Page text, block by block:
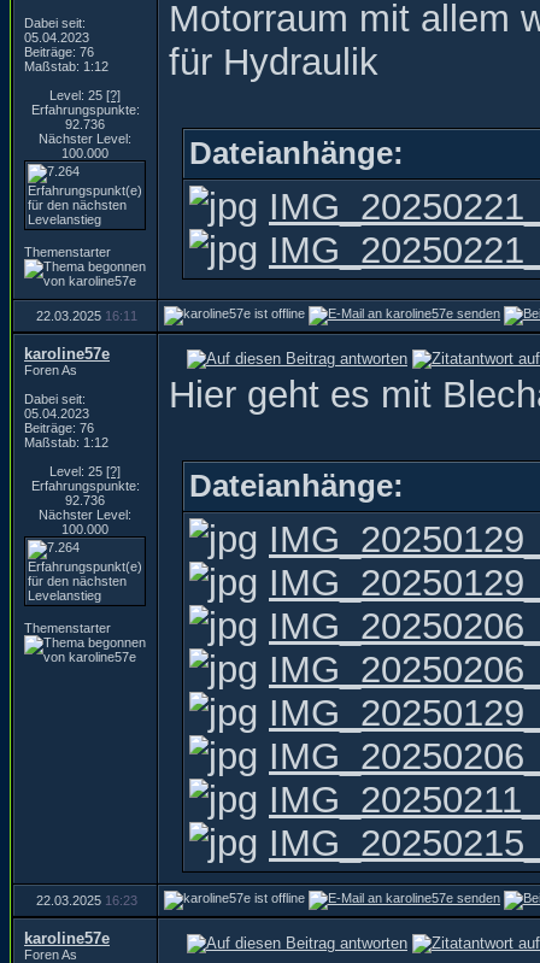
Dabei seit:
05.04.2023
Beiträge: 76
Maßstab: 1:12
Level: 25 [?]
Erfahrungspunkte:
92.736
Nächster Level:
100.000
Themenstarter
Motorraum mit allem
für Hydraulik
Dateianhänge:
22.03.2025 16:11
karoline57e
Foren As
Dabei seit:
05.04.2023
Beiträge: 76
Maßstab: 1:12
Level: 25 [?]
Erfahrungspunkte:
92.736
Nächster Level:
100.000
Themenstarter
Hier geht es mit
Dateianhänge:
22.03.2025 16:23
karoline57e
Foren As